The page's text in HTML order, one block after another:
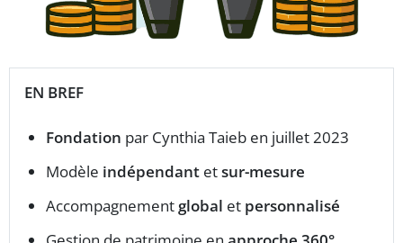
EN BREF
Fondation par Cynthia Taieb en juillet 2023
Modèle indépendant etsur-mesure
Accompagnement global et personnalisé